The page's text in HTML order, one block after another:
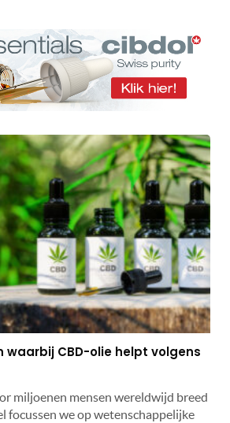
waarbij CBD-olie helpt volgens
miljoenen mensen wereldwijd breed
focussen we op wetenschappelijke